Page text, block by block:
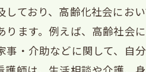
しており、高齢化社会にお
ります。例えば、高齢社会
事・介助などに関して、自